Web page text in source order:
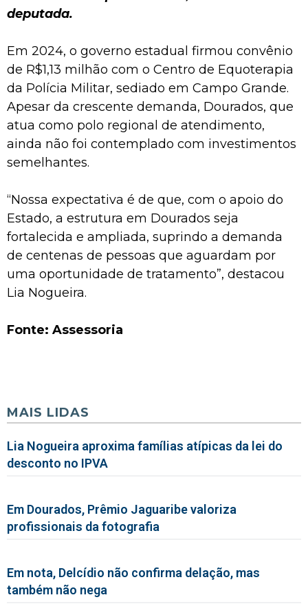
deputada.
Em 2024, o governo estadual firmou convênio
de R$1,13 milhão com o Centro de Equoterapia
da Polícia Militar, sediado em Campo Grande.
Apesar da crescente demanda, Dourados, que
atua como polo regional de atendimento,
ainda não foi contemplado com investimentos
semelhantes.
“Nossa expectativa é de que, com o apoio do
Estado, a estrutura em Dourados seja
fortalecida e ampliada, suprindo a demanda
de centenas de pessoas que aguardam por
uma oportunidade de tratamento”, destacou
Lia Nogueira.
Fonte: Assessoria
MAIS LIDAS
Lia Nogueira aproxima famílias atípicas da lei do
desconto no IPVA
Em Dourados, Prêmio Jaguaribe valoriza
profissionais da fotografia
Em nota, Delcídio não confirma delação, mas
também não nega